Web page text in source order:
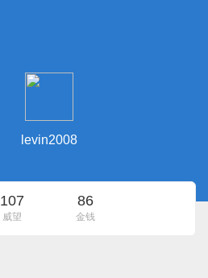
levin2008
107
威望
86
金钱